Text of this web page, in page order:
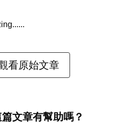
看原始文章
文章有幫助嗎？